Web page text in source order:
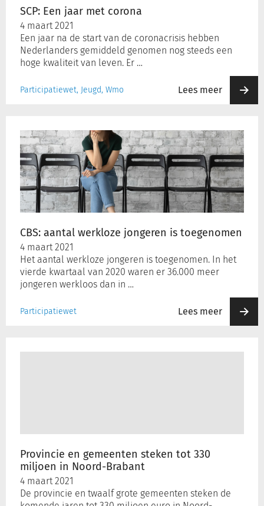
SCP: Een jaar met corona
4 maart 2021
Een jaar na de start van de coronacrisis hebben
Nederlanders gemiddeld genomen nog steeds een
hoge kwaliteit van leven. Er …
Participatiewet, Jeugd, Wmo Lees meer
CBS: aantal werkloze jongeren is toegenomen
4 maart 2021
Het aantal werkloze jongeren is toegenomen. In het
vierde kwartaal van 2020 waren er 36.000 meer
jongeren werkloos dan in …
Participatiewet Lees meer
aantal
werkloze
jongeren
toegenomen
Provincie en gemeenten steken tot 330
miljoen in Noord-Brabant
4 maart 2021
De provincie en twaalf grote gemeenten steken de
Noord-
Brabant